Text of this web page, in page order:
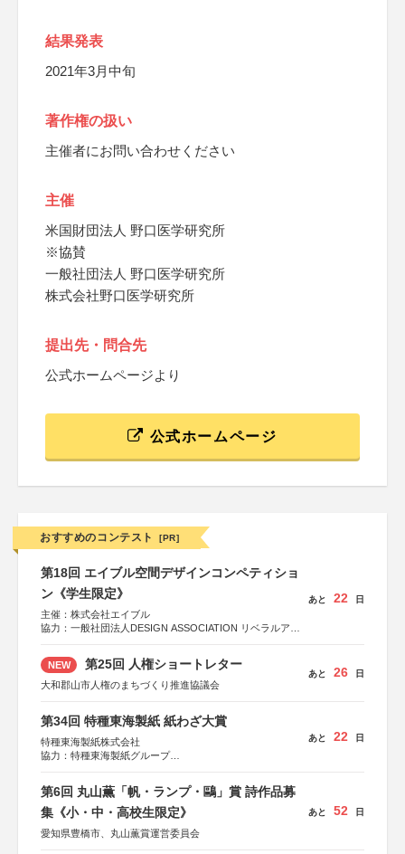
結果発表
2021年3月中旬
著作権の扱い
主催者にお問い合わせください
主催
米国財団法人 野口医学研究所
※協賛
一般社団法人 野口医学研究所
株式会社野口医学研究所
提出先・問合先
公式ホームページより
公式ホームページ
おすすめのコンテスト [PR]
第18回 エイブル空間デザインコンペティショ
ン《学生限定》
主催：株式会社エイブル
協力：一般社団法人DESIGN ASSOCIATION リベラルアー
運営：TOKYO COMPANY株式会社
あと 22 日
NEW 第25回 人権ショートレター
大和郡山市人権のまちづくり推進協議会
あと 26 日
第34回 特種東海製紙 紙わざ大賞
特種東海製紙株式会社
協力：特種東海製紙グループ
あと 22 日
第6回 丸山薫「帆・ランプ・鷗」賞 詩作品募
集《小・中・高校生限定》
愛知県豊橋市、丸山薫賞運営委員会
あと 52 日